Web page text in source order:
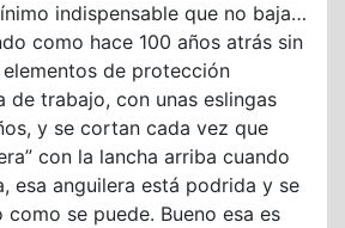
indispensable que no baja…
como hace 100 años atrás sin
elementos de protección
de trabajo, con unas eslingas
y se cortan cada vez que
con la lancha arriba cuando
esa anguilera está podrida y se
como se puede. Bueno esa es